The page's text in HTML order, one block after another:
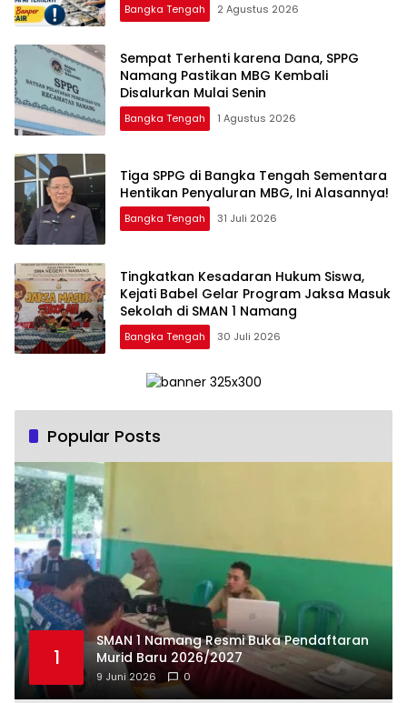
Bangka Tengah 2 Agustus 2026
‎Sempat Terhenti karena Dana, SPPG
Namang Pastikan MBG Kembali
Disalurkan Mulai Senin
Bangka Tengah 1 Agustus 2026
‎Tiga SPPG di Bangka Tengah Sementara
Bangka Tengah 31 Juli 2026
Tingkatkan Kesadaran Hukum Siswa,
Kejati Babel Gelar Program Jaksa Masuk
Sekolah di SMAN 1 Namang
Bangka Tengah 30 Juli 2026
Popular Posts
1
SMAN 1 Namang Resmi Buka Pendaftaran
Murid Baru 2026/2027
9 Juni 2026 0